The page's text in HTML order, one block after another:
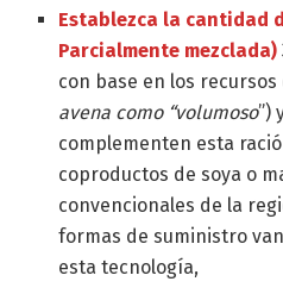
Establezca la cantidad
Parcialmente mezclada)
con base en los recursos
avena como “volumoso”)
complementen esta
coproductos de soya o
convencionales de la
formas de suministro
esta tecnología,